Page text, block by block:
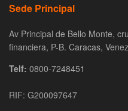
Sede Principal
Av Principal de Bello Monte,
financiera, P-B. Caracas,
Telf: 0800-7248451
RIF: G200097647